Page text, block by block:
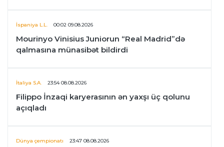
İspaniya L.L. 00:02 09.08.2026
Mourinyo Vinisius Juniorun “Real Madrid”də
qalmasına münasibət bildirdi
İtaliya S.A. 23:54 08.08.2026
Filippo İnzaqi karyerasının ən yaxşı üç qolunu
açıqladı
Dünya çempionatı 23:47 08.08.2026